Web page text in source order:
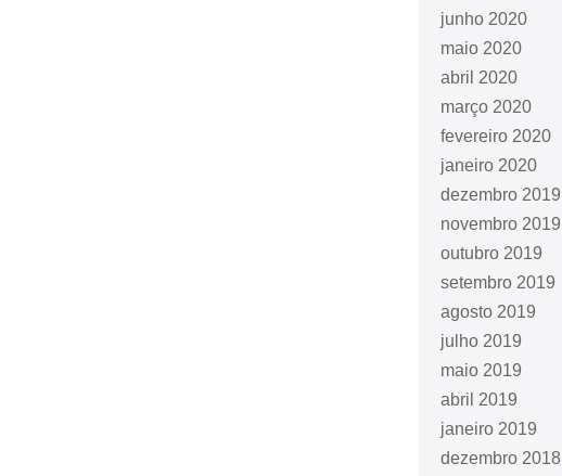
junho 2020
maio 2020
abril 2020
março 2020
fevereiro 2020
janeiro 2020
dezembro 2019
novembro 2019
outubro 2019
setembro 2019
agosto 2019
julho 2019
maio 2019
abril 2019
janeiro 2019
dezembro 2018